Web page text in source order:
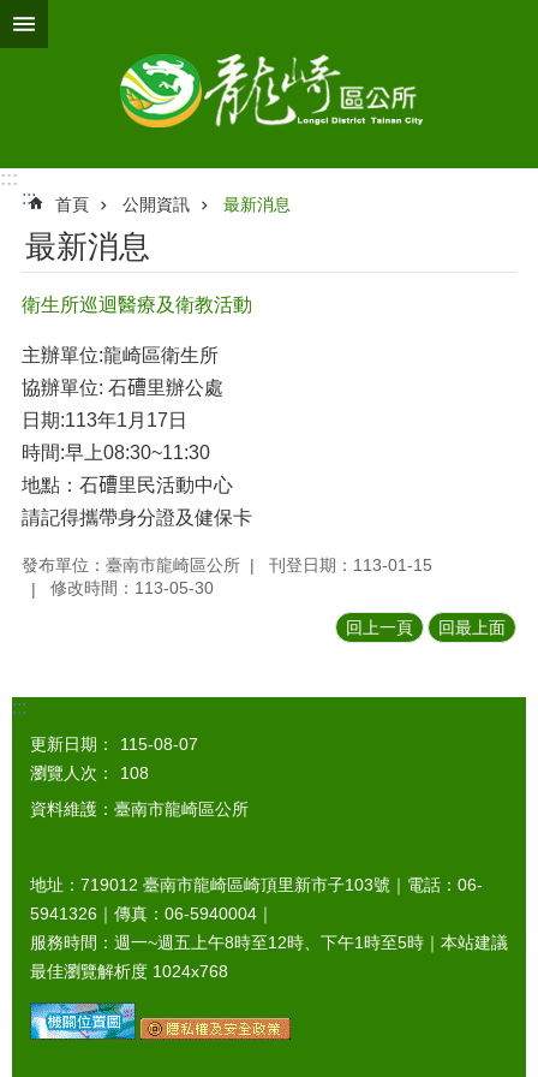
跳到主要內容區塊
:::
:::
首頁 公開資訊 最新消息
最新消息
衛生所巡迴醫療及衛教活動
主辦單位:龍崎區衛生所
協辦單位: 石𥕢里辦公處
日期:113年1月17日
時間:早上08:30~11:30
地點：石𥕢里民活動中心
請記得攜帶身分證及健保卡
發布單位：臺南市龍崎區公所
刊登日期：113-01-15
修改時間：113-05-30
回上一頁 回最上面
:::
更新日期：
115-08-07
瀏覽人次：
108
資料維護：臺南市龍崎區公所
地址：719012 臺南市龍崎區崎頂里新市子103號｜電話：06-
5941326｜傳真：06-5940004｜
服務時間：週一~週五上午8時至12時、下午1時至5時｜本站建議
最佳瀏覽解析度 1024x768